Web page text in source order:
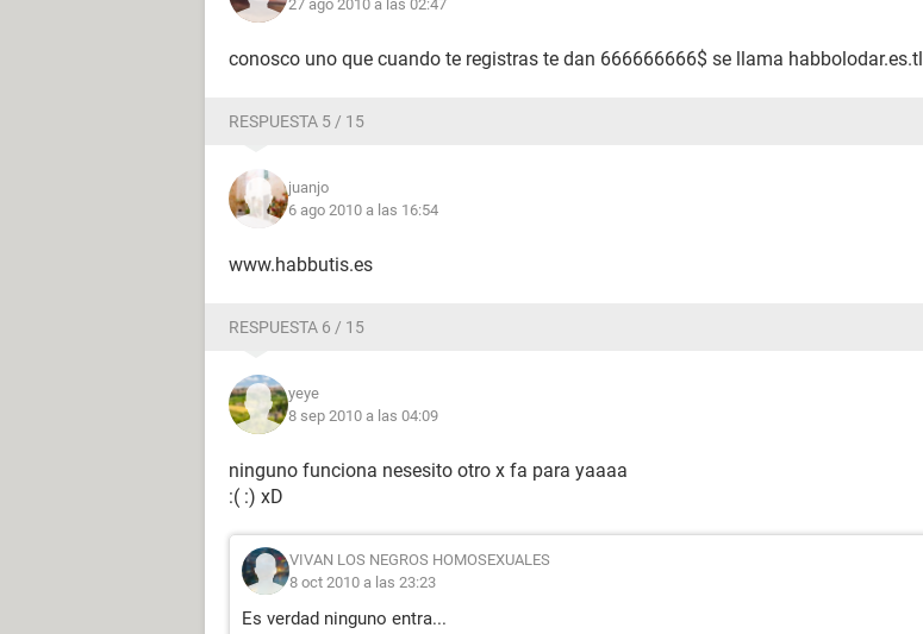
27 ago 2010 a las 02:47
conosco uno que cuando te registras te dan 666666666$ se llama habbolodar.es.tl
RESPUESTA 5 / 15
juanjo
6 ago 2010 a las 16:54
www.habbutis.es
RESPUESTA 6 / 15
yeye
8 sep 2010 a las 04:09
ninguno funciona nesesito otro x fa para yaaaa
:( :) xD
VIVAN LOS NEGROS HOMOSEXUALES
8 oct 2010 a las 23:23
Es verdad ninguno entra...